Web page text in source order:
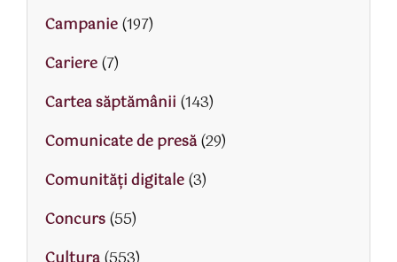
Campanie(197)
Cariere(7)
Cartea săptămânii (143)
Comunicate de presă(29)
Comunități digitale(3)
Concurs(55)